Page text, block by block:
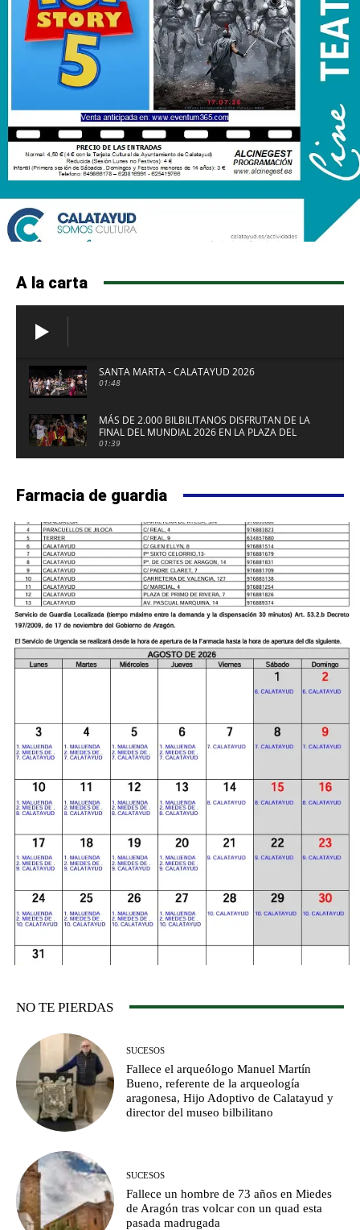
A la carta
SANTA MARTA - CALATAYUD 2026
01:48
MÁS DE 2.000 BILBILITANOS DISFRUTAN DE LA
FINAL DEL MUNDIAL 2026 EN LA PLAZA DEL
FUERTE DE CALATAYUD
01:39
Farmacia de guardia
NO TE PIERDAS
SUCESOS
Fallece el arqueólogo Manuel Martín
Bueno, referente de la arqueología
aragonesa, Hijo Adoptivo de Calatayud y
director del museo bilbilitano
SUCESOS
Fallece un hombre de 73 años en Miedes
de Aragón tras volcar con un quad esta
pasada madrugada